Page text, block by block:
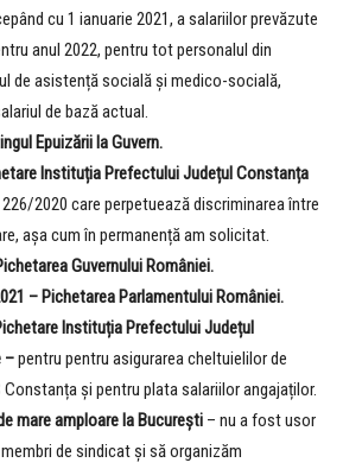
cu 1 ianuarie 2021, a salariilor prevăzute
anul 2022, pentru tot personalul din
de asistență socială și medico-socială,
de bază actual.
Epuizării la Guvern.
Instituția Prefectului Județul Constanța
2020 care perpetuează discriminarea între
așa cum în permanență am solicitat.
Guvernului României.
– Pichetarea Parlamentului României.
Instituția Prefectului Județul
–pentru pentru asigurarea cheltuielilor de
și pentru plata salariilor angajaților.
mare amploare la București – nu a fost usor
de sindicat și să organizăm